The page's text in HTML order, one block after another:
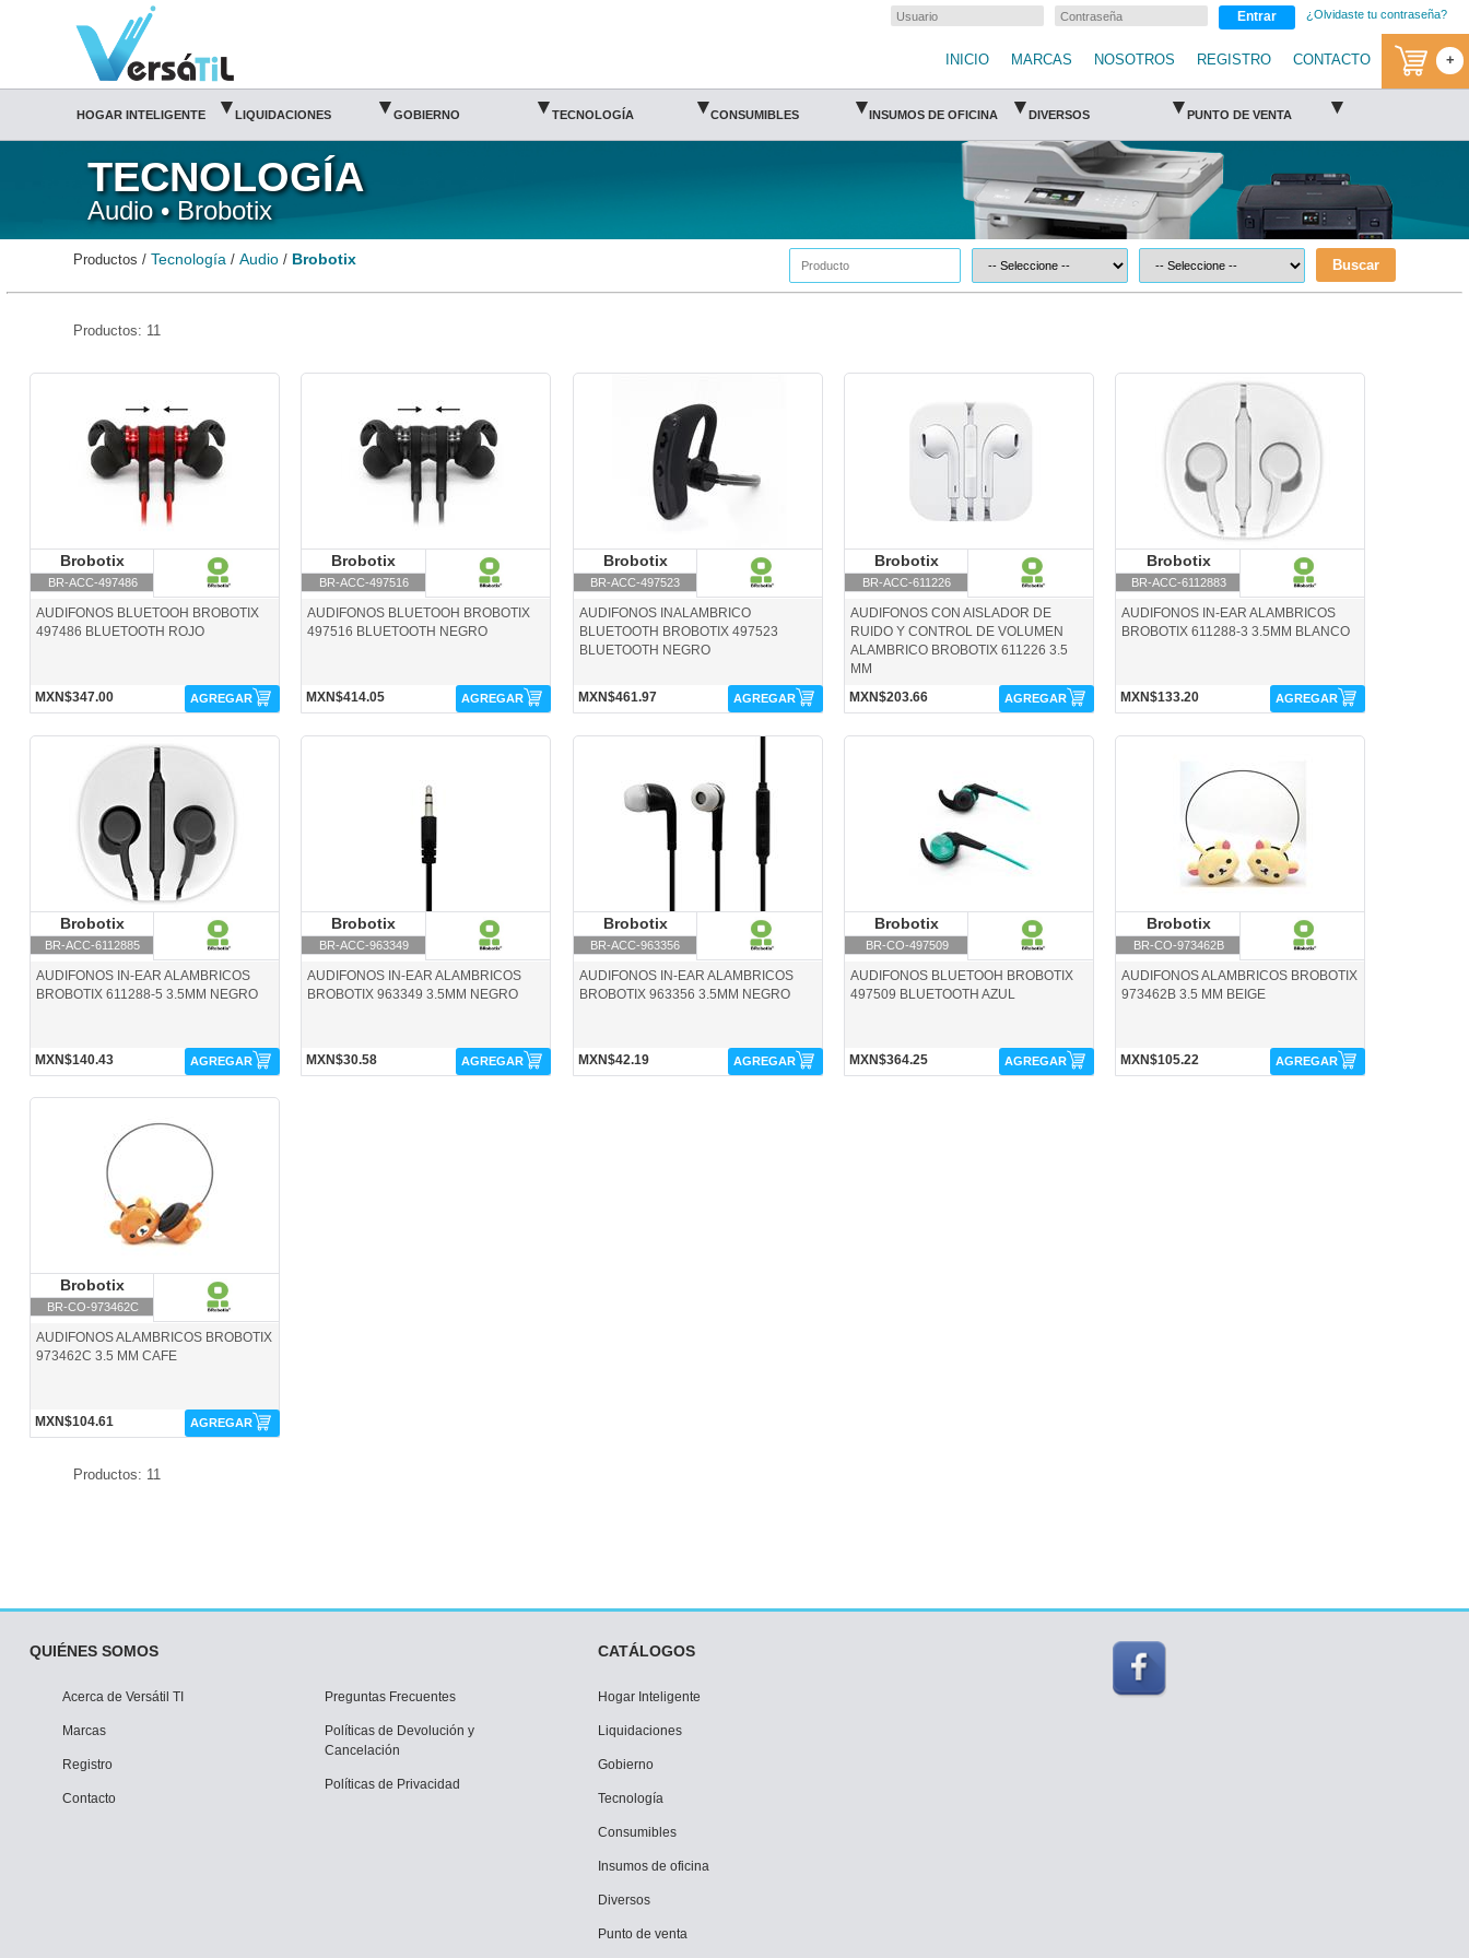
Brobotix/Audio/Tecnología|Versátil TI Entrar ¿Olvidaste tu contraseña?
INICIO MARCAS NOSOTROS REGISTRO CONTACTO +
HOGAR INTELIGENTE ▾ LIQUIDACIONES ▾ GOBIERNO ▾ TECNOLOGÍA ▾ CONSUMIBLES ▾ INSUMOS DE OFICINA ▾ DIVERSOS ▾ PUNTO DE VENTA ▾
TECNOLOGÍA
Audio • Brobotix
Productos / Tecnología /Audio / Brobotix Buscar
Productos: 11
Brobotix
BR-ACC-497486
AUDIFONOS BLUETOOH BROBOTIX
497486 BLUETOOTH ROJO
MXN$347.00 AGREGAR
Brobotix
BR-ACC-497516
AUDIFONOS BLUETOOH BROBOTIX
497516 BLUETOOTH NEGRO
MXN$414.05 AGREGAR
Brobotix
BR-ACC-497523
AUDIFONOS INALAMBRICO
BLUETOOTH BROBOTIX 497523
BLUETOOTH NEGRO
MXN$461.97 AGREGAR
Brobotix
BR-ACC-611226
AUDIFONOS CON AISLADOR DE
RUIDO Y CONTROL DE VOLUMEN
ALAMBRICO BROBOTIX 611226 3.5
MM
MXN$203.66
AGREGAR
BR-ACC-6112883-Brobotix
Brobotix
BR-ACC-6112883
AUDIFONOS IN-EAR ALAMBRICOS
BROBOTIX 611288-3 3.5MM BLANCO
MXN$133.20 AGREGAR
BR-ACC-6112885-Brobotix
Brobotix
BR-ACC-6112885
AUDIFONOS IN-EAR ALAMBRICOS
BROBOTIX 611288-5 3.5MM NEGRO
MXN$140.43 AGREGAR
Brobotix
BR-ACC-963349
AUDIFONOS IN-EAR ALAMBRICOS
BROBOTIX 963349 3.5MM NEGRO
MXN$30.58 AGREGAR
Brobotix
BR-ACC-963356
AUDIFONOS IN-EAR ALAMBRICOS
BROBOTIX 963356 3.5MM NEGRO
MXN$42.19 AGREGAR
Brobotix
BR-CO-497509
AUDIFONOS BLUETOOH BROBOTIX
497509 BLUETOOTH AZUL
MXN$364.25 AGREGAR
Brobotix
BR-CO-973462B
AUDIFONOS ALAMBRICOS BROBOTIX
973462B 3.5 MM BEIGE
MXN$105.22 AGREGAR
Brobotix
BR-CO-973462C
AUDIFONOS ALAMBRICOS BROBOTIX
973462C 3.5 MM CAFE
MXN$104.61 AGREGAR
Productos: 11
QUIÉNES SOMOS
Acerca de Versátil TI
Marcas
Registro
Contacto
Preguntas Frecuentes
Políticas de Devolución y
Cancelación
Políticas de Privacidad
CATÁLOGOS
Hogar Inteligente
Liquidaciones
Gobierno
Tecnología
Consumibles
Insumos de oficina
Diversos
Punto de venta